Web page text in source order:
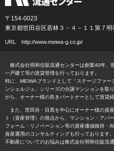
〒154-0023
東京都世田谷区若林３－４－１１第７明
URL http://www.meiwa-g.co.jp/
株式会社明和住販流通センターは創業40年、
一戸建て等の賃貸管理を行っております。
特に、MEIWAブランドとして「ステージファ
ンシェルジュ」シリーズの分譲マンションを取
がら、オーナー様の良きパートナーとして賃貸
また、世田谷・目黒を中心にオーナー様の資
ト（資産管理）の視点から、マンション・アパ
フォーム・リノベーション等の資産価値維持・
資産運用のコンサルティングも行っております。
不動産についてのお悩みは株式会社明和住販流